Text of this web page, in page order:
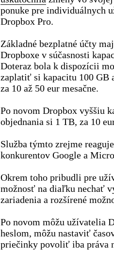
ponuke pre individuálnych
Dropbox Pro.
Základné bezplatné účty
Dropboxe v súčasnosti
Doteraz bola k dispozícii
zaplatiť si kapacitu 100 GB
za 10 až 50 eur mesačne.
Po novom Dropbox vyššiu
objednania si 1 TB, za 10
Služba týmto zrejme
konkurentov Google a
Okrem toho pribudli pre
možnosť na diaľku nechať
zariadenia a rozšírené
Po novom môžu užívatelia
heslom, môžu nastaviť
priečinky povoliť iba práva